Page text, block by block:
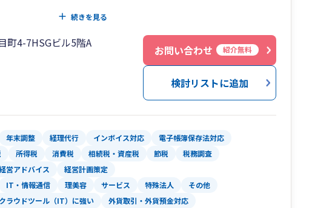
申告業務はもちろん、会社設立、資金繰り、事業承継、相続対
業、日本進出支援などの国際税務分野に強みを有しており、ク
雑な税務問題についても、実務に基づいた現実的な解決策をご
ありますように、仙台国税局、東京国税局と国税当局勤務の
税務相談も行っております。
食店、風俗業の方々からもお問い合わせも頂戴しておりま
東を中心にクライアントも増加しておりますので、何なりと
。
続きを見る
町4-7HSGビル5階A
お問い合わせ 紹介無料
検討リストに追加
年末調整 経理代行 インボイス対応
電子帳簿保存法対応
所得税 消費税 相続税・資産税 節税
税務調査
営アドバイス 経営計画策定
IT・情報通信 理美容 サービス 特殊法人 その他
クラウドツール（IT）に強い 外貨取引・外貨預金対応